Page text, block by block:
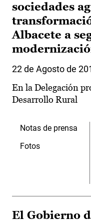
sociedades
Albacete a
22 de Agosto de
En la Delegación
Desarrollo Rural
Notas de prensa
Fotos
El Gobierno